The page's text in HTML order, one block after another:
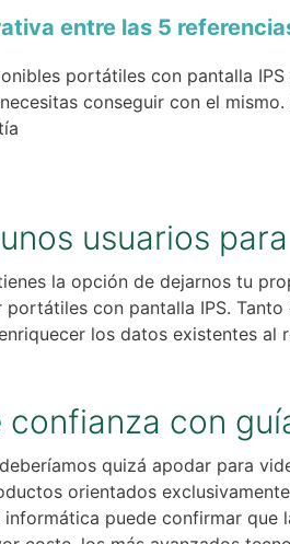
entre las 5
portátiles con pantalla
conseguir con el
usuarios
la opción de dejarnos tu
con pantalla IPS.
los datos existentes
confianza con
quizá apodar para
orientados
puede confirmar